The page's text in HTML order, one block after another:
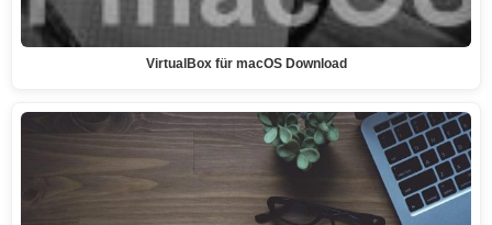
VirtualBox für macOS Download